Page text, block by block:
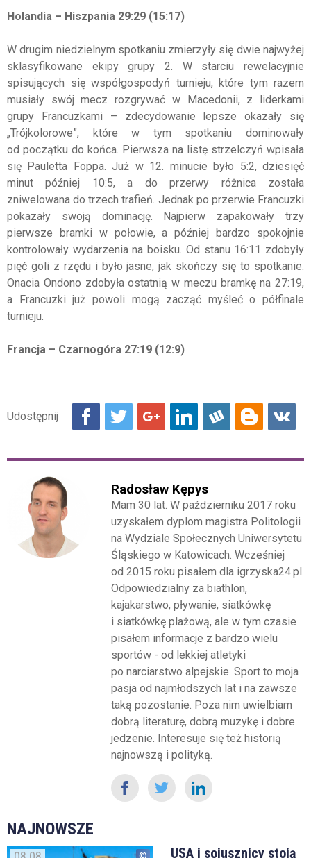
Holandia – Hiszpania 29:29 (15:17)
W drugim niedzielnym spotkaniu zmierzyły się dwie najwyżej
sklasyfikowane ekipy grupy 2. W starciu rewelacyjnie
spisujących się współgospodyń turnieju, które tym razem
musiały swój mecz rozgrywać w Macedonii, z liderkami
grupy Francuzkami – zdecydowanie lepsze okazały się
„Trójkolorowe”, które w tym spotkaniu dominowały
od początku do końca. Pierwsza na listę strzelczyń wpisała
się Pauletta Foppa. Już w 12. minucie było 5:2, dziesięć
minut później 10:5, a do przerwy różnica została
zniwelowana do trzech trafień. Jednak po przerwie Francuzki
pokazały swoją dominację. Najpierw zapakowały trzy
pierwsze bramki w połowie, a później bardzo spokojnie
kontrolowały wydarzenia na boisku. Od stanu 16:11 zdobyły
pięć goli z rzędu i było jasne, jak skończy się to spotkanie.
Onacia Ondono zdobyła ostatnią w meczu bramkę na 27:19,
a Francuzki już powoli mogą zacząć myśleć o półfinale
turnieju.
Francja – Czarnogóra 27:19 (12:9)
Radosław Kępys
Mam 30 lat. W październiku 2017 roku
uzyskałem dyplom magistra Politologii
na Wydziale Społecznych Uniwersytetu
Śląskiego w Katowicach. Wcześniej
od 2015 roku pisałem dla igrzyska24.pl.
Odpowiedzialny za biathlon,
kajakarstwo, pływanie, siatkówkę
i siatkówkę plażową, ale w tym czasie
pisałem informacje z bardzo wielu
sportów - od lekkiej atletyki
po narciarstwo alpejskie. Sport to moja
pasja od najmłodszych lat i na zawsze
taką pozostanie. Poza nim uwielbiam
dobrą literaturę, dobrą muzykę i dobre
jedzenie. Interesuje się też historią
najnowszą i polityką.
NAJNOWSZE
USA i sojusznicy stoją